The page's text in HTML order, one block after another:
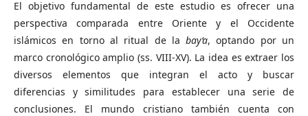
El objetivo fundamental de este estudio es ofrecer una
perspectiva comparada entre Oriente y el Occidente
islámicos en torno al ritual de labay‘a, optando por un
marco cronológico amplio (ss. VIII-XV). La idea es extraer los
diversos elementos que integran el acto y buscar
diferencias y similitudes para establecer una serie de
conclusiones. El mundo cristiano también cuenta con